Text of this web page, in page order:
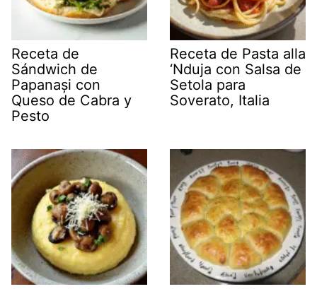
Receta de
Sándwich de
Papanași con
Queso de Cabra y
Pesto
Receta de Pasta alla
‘Nduja con Salsa de
Setola para
Soverato, Italia